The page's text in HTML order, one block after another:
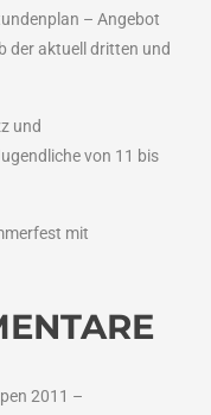
– Angebot
der aktuell dritten und
und
von 11 bis
mit
2011 –